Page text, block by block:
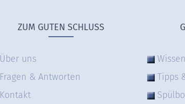
ZUM GUTEN SCHLUSS
Über uns
Fragen & Antworten
Kontakt
Tipps